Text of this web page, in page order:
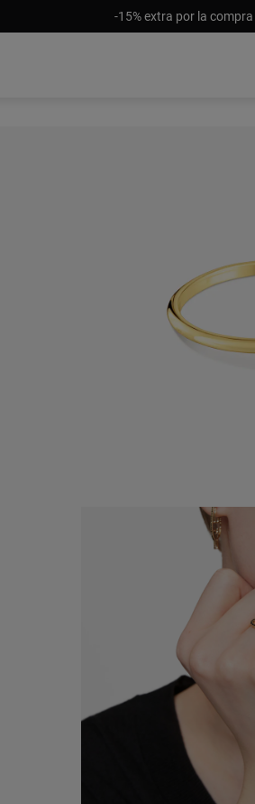
-15% extra por la